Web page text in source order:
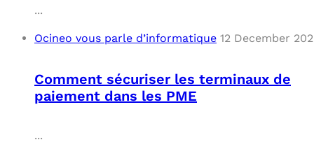
...
Ocineo vous parle d’informatique 12 December
Comment sécuriser les terminaux de
paiement dans les PME
...